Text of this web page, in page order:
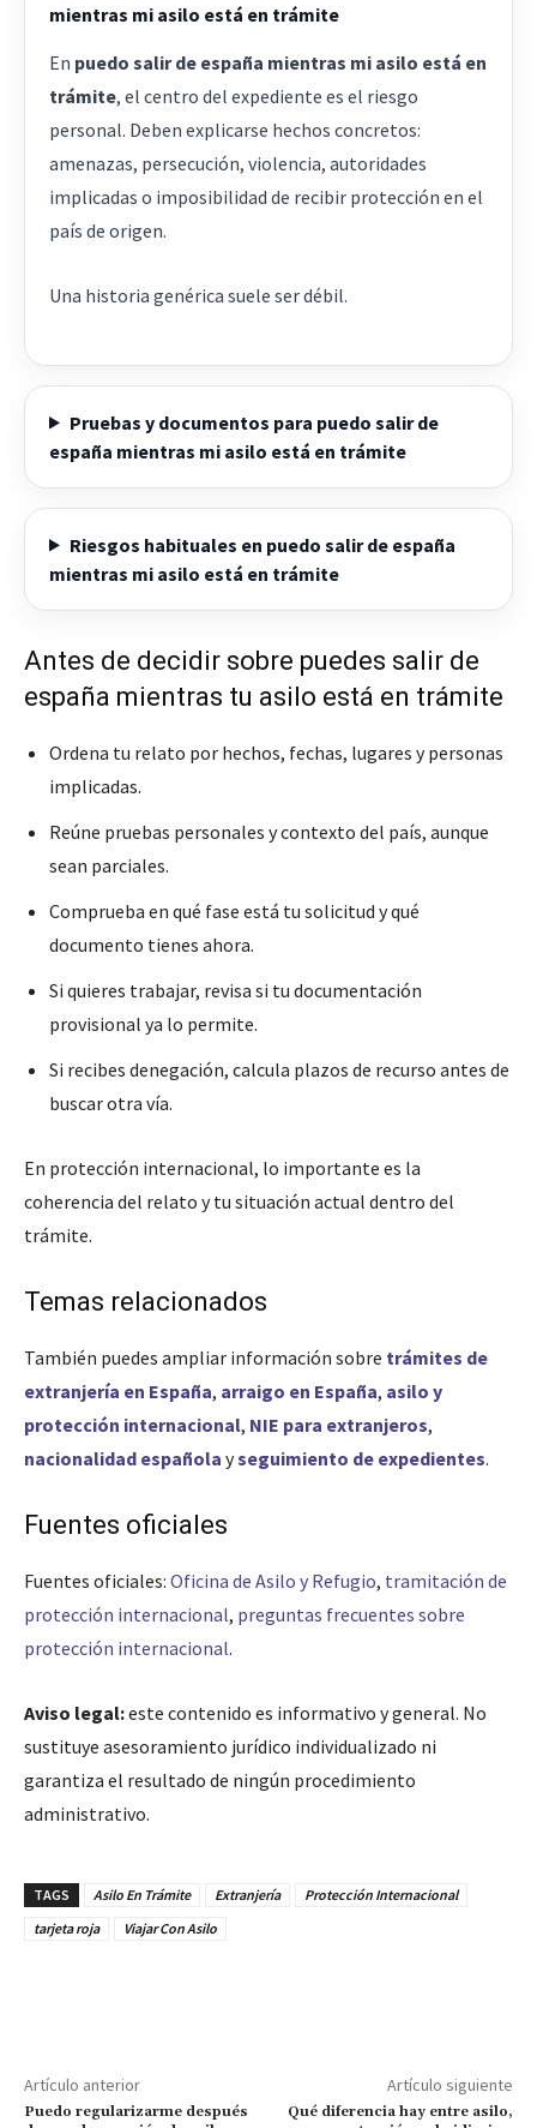
mientras mi asilo está en trámite
En puedo salir de españa mientras mi asilo está en
trámite, el centro del expediente es el riesgo
personal. Deben explicarse hechos concretos:
amenazas, persecución, violencia, autoridades
implicadas o imposibilidad de recibir protección en el
país de origen.
Una historia genérica suele ser débil.
Pruebas y documentos para puedo salir de
españa mientras mi asilo está en trámite
Riesgos habituales en puedo salir de españa
mientras mi asilo está en trámite
Antes de decidir sobre puedes salir de
españa mientras tu asilo está en trámite
Ordena tu relato por hechos, fechas, lugares y personas
implicadas.
Reúne pruebas personales y contexto del país, aunque
sean parciales.
Comprueba en qué fase está tu solicitud y qué
documento tienes ahora.
Si quieres trabajar, revisa si tu documentación
provisional ya lo permite.
Si recibes denegación, calcula plazos de recurso antes de
buscar otra vía.
En protección internacional, lo importante es la
coherencia del relato y tu situación actual dentro del
trámite.
Temas relacionados
También puedes ampliar información sobre trámites de
extranjería en España, arraigo en España, asilo y
protección internacional, NIE para extranjeros,
nacionalidad española yseguimiento de expedientes.
Fuentes oficiales
Fuentes oficiales: Oficina de Asilo y Refugio, tramitación de
protección internacional, preguntas frecuentes sobre
protección internacional.
Aviso legal:este contenido es informativo y general. No
sustituye asesoramiento jurídico individualizado ni
garantiza el resultado de ningún procedimiento
administrativo.
TAGS Asilo En Trámite Extranjería
Protección Internacional
tarjeta roja
Viajar Con Asilo
Artículo anterior
Puedo regularizarme después
Artículo siguiente
Qué diferencia hay entre asilo,